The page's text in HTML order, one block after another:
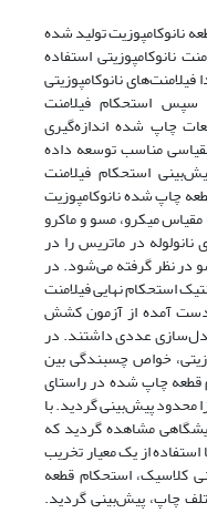
نانوکامپوزیت تولید شده
نانوکامپوزیتی استفاده
نانوکامپوزیتی
استحکام فیلامنت
چاپ شده اندازه‌گیری
مناسب توسعه داده
استحکام فیلامنت
چاپ شده نانوکامپوزیت
میکرو، مسو و ماکرو
در ماتریس را در
در نظر گرفته می‌شود. در
استحکام نهایی فیلامنت
آمده از آزمون کشش
مدل‌سازی عددی داشتند. در
خواص چسبندگی بین
قطعه چاپ شده در راستای
محدود پیش‌بینی گردید. با
مشاهده گردید که
در ادامه با استفاده از یک معیار تخریب
کلاسیک، استحکام قطعه
چاپ، پیش‌بینی گردید.